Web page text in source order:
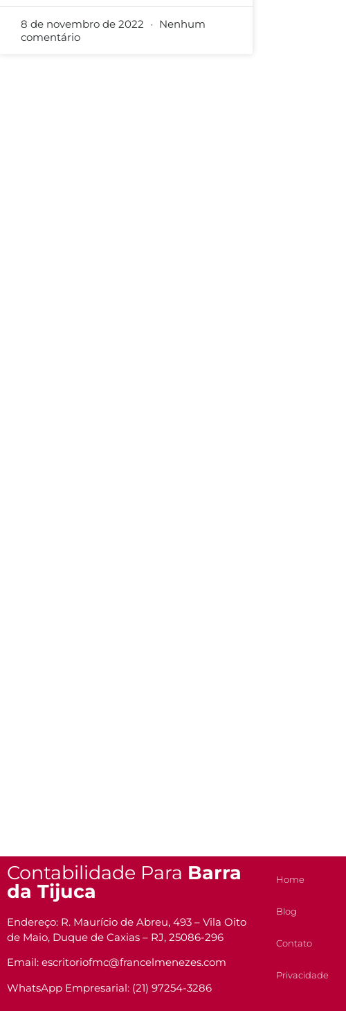
8 de novembro de 2022
Nenhum
comentário
Contabilidade Para Barra
da Tijuca
Endereço: R. Maurício de Abreu, 493 – Vila Oito
de Maio, Duque de Caxias – RJ, 25086-296
Email: escritoriofmc@francelmenezes.com
WhatsApp Empresarial: (21) 97254-3286
Home
Blog
Contato
Privacidade